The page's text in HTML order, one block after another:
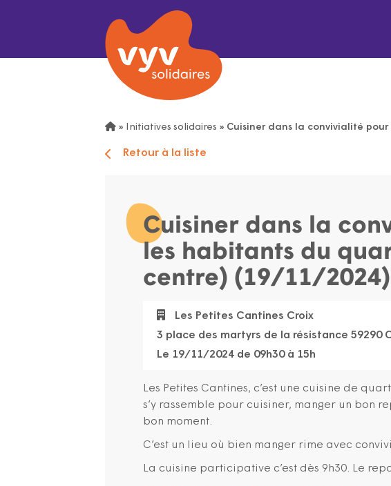
» Initiatives solidaires » Cuisiner dans la convivialité
Retour à la liste
Cuisiner dans la
les habitants du
centre) (19/11/2024)
Les Petites Cantines Croix
3 place des martyrs de la résistance 59290
Le 19/11/2024 de 09h30 à 15h
Les Petites Cantines, c’est une cuisine de
s’y rassemble pour cuisiner, manger un bon
bon moment.
C’est un lieu où bien manger rime avec
La cuisine participative c’est dès 9h30. Le